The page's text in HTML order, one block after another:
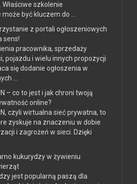
szkolenie
być kluczem do …
z portali ogłoszeniowych
sens!
pracownika, sprzedaży
pojazdu i wielu innych propozycji
się dodanie ogłoszenia w
…
– co to jest i jak chroni twoją
online?
czyli wirtualna sieć prywatna, to
zyskuje na znaczeniu w dobie
i zagrożeń w sieci. Dzięki
kukurydzy w żywieniu
jest popularną paszą dla